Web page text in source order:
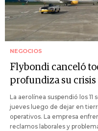
NEGOCIOS
Flybondi canceló
profundiza su crisis
La aerolínea suspendió los
jueves luego de dejar en
operativos. La empresa
reclamos laborales y